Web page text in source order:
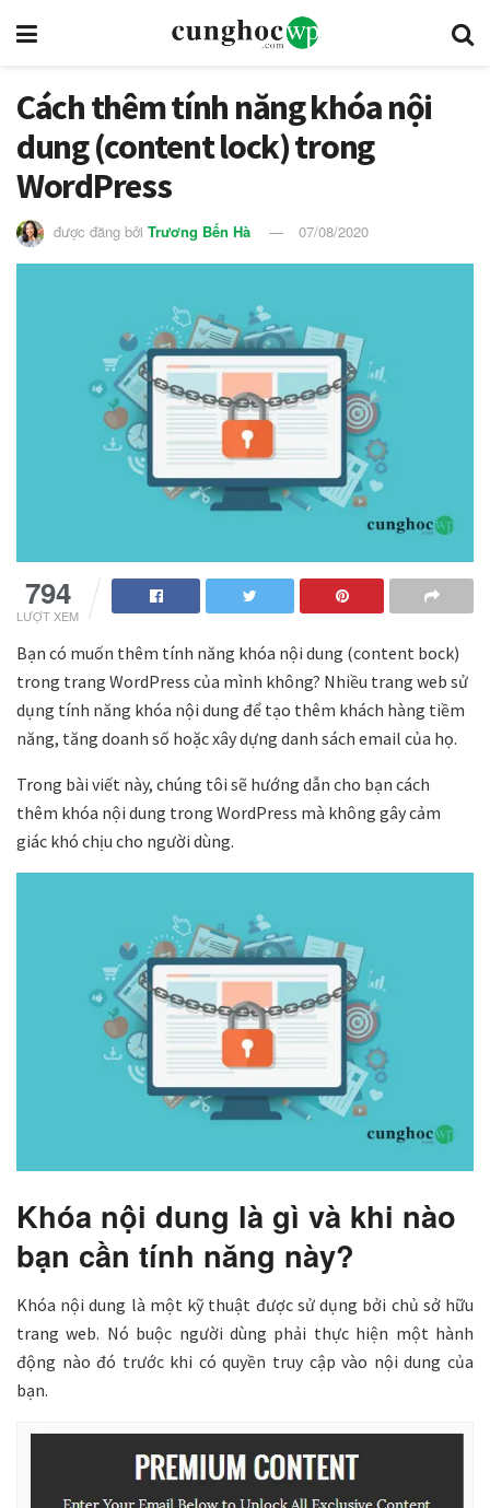
Cách thêm tính năng khóa nội
dung (content lock) trong
WordPress
được đăng bởi Trương Bến Hà 07/08/2020
794
LƯỢT XEM
Bạn có muốn thêm tính năng khóa nội dung (content bock)
trong trang WordPress của mình không? Nhiều trang web sử
dụng tính năng khóa nội dung để tạo thêm khách hàng tiềm
năng, tăng doanh số hoặc xây dựng danh sách email của họ.
Trong bài viết này, chúng tôi sẽ hướng dẫn cho bạn cách
thêm khóa nội dung trong WordPress mà không gây cảm
giác khó chịu cho người dùng.
Khóa nội dung là gì và khi nào
bạn cần tính năng này?
Khóa nội dung là một kỹ thuật được sử dụng bởi chủ sở hữu
trang web. Nó buộc người dùng phải thực hiện một hành
động nào đó trước khi có quyền truy cập vào nội dung của
bạn.